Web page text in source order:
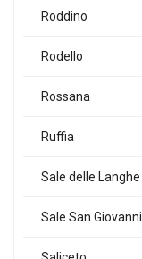
Roddino
Rodello
Rossana
Ruffia
Sale delle Langhe
Sale San Giovanni